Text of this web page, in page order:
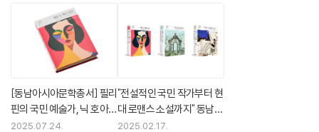
[동남아시아문학총서] 필리
핀의 국민 예술가, 닉 호아킨
의 『배꼽 두 개인 여자』
2025.07.24.
"전설적인 국민 작가부터 현
대 로맨스 소설까지" 동남아
시아문학총서 출간
2025.02.17.